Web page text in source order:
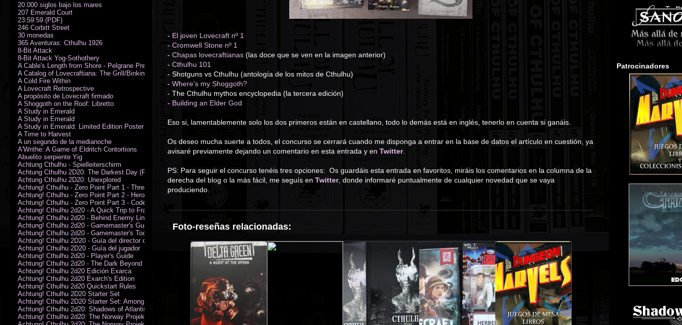
- El joven Lovecraft nº 1
- Cromwell Stone nº 1
- Chapas lovecraftianas (las doce que se ven en la imagen anterior)
- Cthulhu 101
- Shotguns vs Cthulhu (antología de los mitos de Cthulhu)
- Where's my Shoggoth?
- The Cthulhu mythos encyclopedia (la tercera edición)
- Building an Elder God
Eso si, lamentablemente solo los dos primeros están en castellano, todo lo demás está en inglés, tenerlo en cuenta si ganáis.
Os deseo mucha suerte a todos, el concurso se cerrará cuando me disponga a entrar en la base de datos el artículo en cuestión, ya
avisaré previamente dejando un comentario en esta entrada y en Twitter.
PS: Para seguir el concurso tenéis tres opciones: Os guardáis esta entrada en favoritos, miráis los comentarios en la columna de la
derecha del blog o la más fácil, me seguís en Twitter, donde informaré puntualmente de cualquier novedad que se vaya
produciendo.
Foto-reseñas relacionadas:
20.000 siglos bajo los mares
207 Emerald Court
23:59:59 (PDF)
246 Corbitt Street
30 monedas
365 Aventuras: Cthulhu 1926
8-Bit Attack
8-Bit Attack Yog-Sothothery
A Cable's Length from Shore - Pelgrane Press' FreeRPG 2018 (PDF)
A Catalog of Lovecraftiana: The Grill/Binkin Collection
A Cold Fire Within
A Lovecraft Retrospective
A propósito de Lovecraft firmado
A Shoggoth on the Roof: Libretto
A Study in Emerald
A Study in Emerald
A Study in Emerald: Limited Edition Poster (Neil Gaiman)
A Time to Harvest
A un segundo de la medianoche
A'Writhe: A Game of Eldritch Contortions
Abuelito serpiente Yig
Achtung Cthulhu - Spielleiterschirm
Achtung Cthulhu 2D20: The Darkest Day (PDF)
Achtung Cthulhu 2D20: Unexplored
Achtung! Cthulhu - Zero Point Part 1 - Three Kings
Achtung! Cthulhu - Zero Point Part 2 - Heroes of the Sea
Achtung! Cthulhu - Zero Point Part 3 - Code of Honour (PDF)
Achtung! Cthulhu 2d20 - A Quick Trip to France (PDF)
Achtung! Cthulhu 2d20 - Behind Enemy Lines
Achtung! Cthulhu 2d20 - Gamemaster's Guide
Achtung! Cthulhu 2d20 - Gamemaster's Toolkit
Achtung! Cthulhu 2D20 - Guía del director de juego
Achtung! Cthulhu 2D20 - Guía del jugador
Achtung! Cthulhu 2d20 - Player's Guide
Achtung! Cthulhu 2d20 - The Dark Beyond
Achtung! Cthulhu 2d20 Edición Exarca
Achtung! Cthulhu 2d20 Exarch's Edition
Achtung! Cthulhu 2d20 Quickstart Rules
Achtung! Cthulhu 2D20 Starter Set
Achtung! Cthulhu 2D20 Starter Set: Among the Wolves (PDF)
Achtung! Cthulhu 2d20: Shadows of Atlantis
Achtung! Cthulhu 2d20: The Norway Projekt
Patrocinadores